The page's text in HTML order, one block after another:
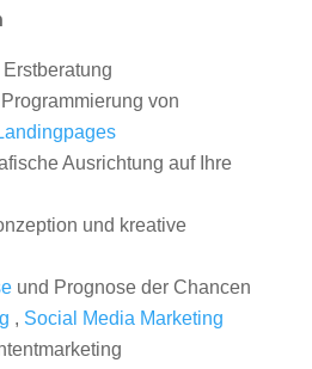
von
Ausrichtung auf Ihre
und kreative
und Prognose der Chancen
, Social Media Marketing